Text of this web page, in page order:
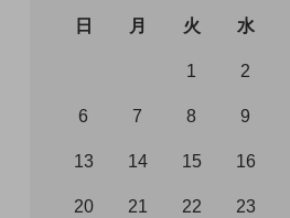
日
月 火 水
1 2
6 7 8 9
13 14 15 16
20 21 22 23